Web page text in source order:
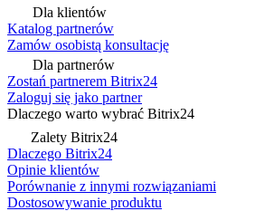
Dla klientów
Katalog partnerów
Zamów osobistą konsultację
Dla partnerów
Zostań partnerem Bitrix24
Zaloguj się jako partner
Dlaczego warto wybrać Bitrix24
Zalety Bitrix24
Dlaczego Bitrix24
Opinie klientów
Porównanie z innymi rozwiązaniami
Dostosowywanie produktu